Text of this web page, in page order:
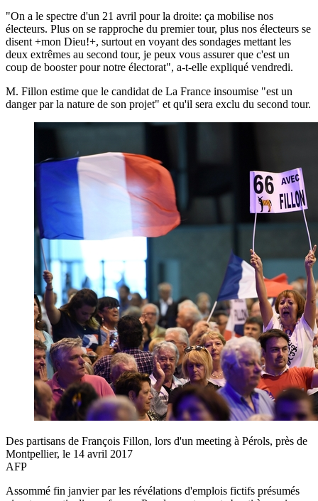
"On a le spectre d'un 21 avril pour la droite: ça mobilise nos
électeurs. Plus on se rapproche du premier tour, plus nos électeurs se
disent +mon Dieu!+, surtout en voyant des sondages mettant les
deux extrêmes au second tour, je peux vous assurer que c'est un
coup de booster pour notre électorat", a-t-elle expliqué vendredi.
M. Fillon estime que le candidat de La France insoumise "est un
danger par la nature de son projet" et qu'il sera exclu du second tour.
Des partisans de François Fillon, lors d'un meeting à Pérols, près de
Montpellier, le 14 avril 2017
AFP
Assommé fin janvier par les révélations d'emplois fictifs présumés